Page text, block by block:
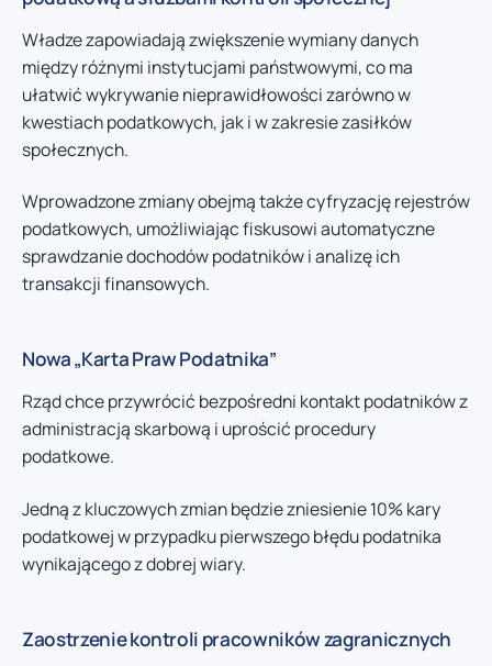
Władze zapowiadają zwiększenie wymiany danych
między różnymi instytucjami państwowymi, co ma
ułatwić wykrywanie nieprawidłowości zarówno w
kwestiach podatkowych, jak i w zakresie zasiłków
społecznych.
Wprowadzone zmiany obejmą także cyfryzację rejestrów
podatkowych, umożliwiając fiskusowi automatyczne
sprawdzanie dochodów podatników i analizę ich
transakcji finansowych.
Nowa „Karta Praw Podatnika”
Rząd chce przywrócić bezpośredni kontakt podatników z
administracją skarbową i uprościć procedury
podatkowe.
Jedną z kluczowych zmian będzie zniesienie 10% kary
podatkowej w przypadku pierwszego błędu podatnika
wynikającego z dobrej wiary.
Zaostrzenie kontroli pracowników zagranicznych